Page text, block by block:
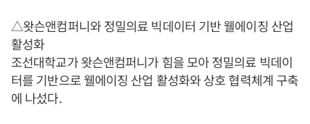
△왓슨앤컴퍼니와 정밀의료 빅데이터 기반 웰에이징 산업
활성화
조선대학교가 왓슨앤컴퍼니가 힘을 모아 정밀의료 빅데이
터를 기반으로 웰에이징 산업 활성화와 상호 협력체계 구축
에 나섰다.